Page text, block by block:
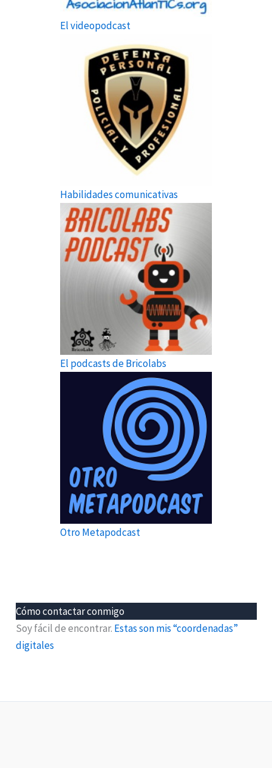
El videopodcast
Habilidades comunicativas
El podcasts de Bricolabs
Otro Metapodcast
Cómo contactar conmigo
Soy fácil de encontrar. Estas son mis “coordenadas”
digitales